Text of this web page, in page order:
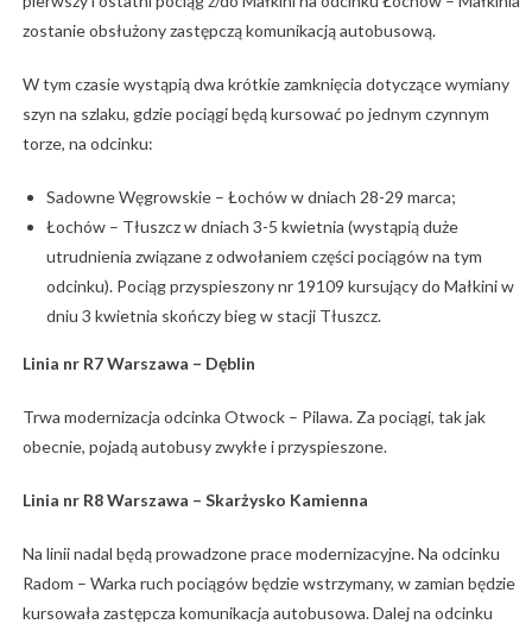
zostanie obsłużony zastępczą komunikacją autobusową.
W tym czasie wystąpią dwa krótkie zamknięcia dotyczące wymiany
szyn na szlaku, gdzie pociągi będą kursować po jednym czynnym
torze, na odcinku:
Sadowne Węgrowskie – Łochów w dniach 28-29 marca;
Łochów – Tłuszcz w dniach 3-5 kwietnia (wystąpią duże
utrudnienia związane z odwołaniem części pociągów na tym
odcinku). Pociąg przyspieszony nr 19109 kursujący do Małkini w
dniu 3 kwietnia skończy bieg w stacji Tłuszcz.
Linia nr R7 Warszawa – Dęblin
Trwa modernizacja odcinka Otwock – Pilawa. Za pociągi, tak jak
obecnie, pojadą autobusy zwykłe i przyspieszone.
Linia nr R8 Warszawa – Skarżysko Kamienna
Na linii nadal będą prowadzone prace modernizacyjne. Na odcinku
Radom – Warka ruch pociągów będzie wstrzymany, w zamian będzie
kursowała zastępcza komunikacja autobusowa. Dalej na odcinku